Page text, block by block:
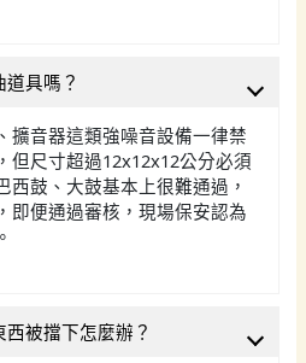
具嗎？
擴音器這類強噪音設備一律禁
但尺寸超過12x12x12公分必須
西鼓、大鼓基本上很難通過，
即便通過審核，現場保安認為
被擋下怎麼辦？